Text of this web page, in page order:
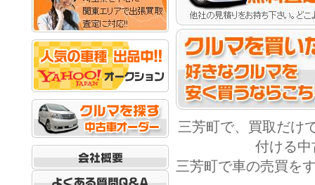
三芳町で、買取だけ
付ける
三芳町で車の売買を